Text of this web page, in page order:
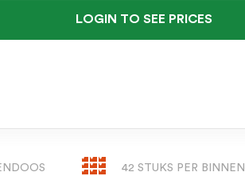
LOGIN TO SEE PRICES
42 STUKS PER